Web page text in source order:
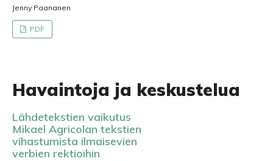
Jenny Paananen
PDF
Havaintoja ja keskustelua
Lähdetekstien vaikutus
Mikael Agricolan tekstien
vihastumista ilmaisevien
verbien rektioihin